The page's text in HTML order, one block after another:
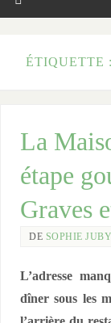
ÉTIQUETTE :
La
étape
Graves
DE SOPHIE JUBY
L’adresse
dîner sous les